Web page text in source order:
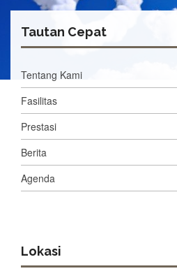
Tautan Cepat
Tentang Kami
Fasilitas
Prestasi
Berita
Agenda
Lokasi